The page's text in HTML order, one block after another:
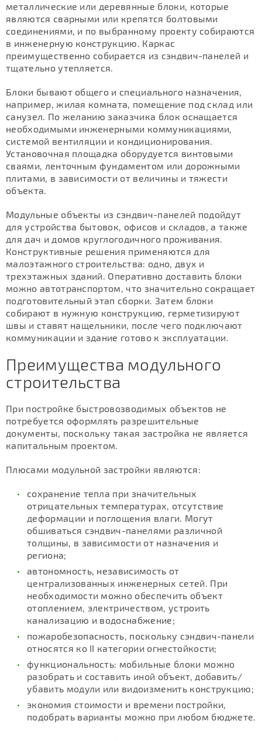
металлические или деревянные блоки, которые
являются сварными или крепятся болтовыми
соединениями, и по выбранному проекту собираются
в инженерную конструкцию. Каркас
преимущественно собирается из сэндвич-панелей и
тщательно утепляется.
Блоки бывают общего и специального назначения,
например, жилая комната, помещение под склад или
санузел. По желанию заказчика блок оснащается
необходимыми инженерными коммуникациями,
системой вентиляции и кондиционирования.
Установочная площадка оборудуется винтовыми
сваями, ленточным фундаментом или дорожными
плитами, в зависимости от величины и тяжести
объекта.
Модульные объекты из сэндвич-панелей подойдут
для устройства бытовок, офисов и складов, а также
для дач и домов круглогодичного проживания.
Конструктивные решения применяются для
малоэтажного строительства: одно, двух и
трехэтажных зданий. Оперативно доставить блоки
можно автотранспортом, что значительно сокращает
подготовительный этап сборки. Затем блоки
собирают в нужную конструкцию, герметизируют
швы и ставят нащельники, после чего подключают
коммуникации и здание готово к эксплуатации.
Преимущества модульного
строительства
При постройке быстровозводимых объектов не
потребуется оформлять разрешительные
документы, поскольку такая застройка не является
капитальным проектом.
Плюсами модульной застройки являются:
сохранение тепла при значительных
отрицательных температурах, отсутствие
деформации и поглощения влаги. Могут
обшиваться сэндвич-панелями различной
толщины, в зависимости от назначения и
региона;
автономность, независимость от
централизованных инженерных сетей. При
необходимости можно обеспечить объект
отоплением, электричеством, устроить
канализацию и водоснабжение;
пожаробезопасность, поскольку сэндвич-панели
относятся ко II категории огнестойкости;
функциональность: мобильные блоки можно
разобрать и составить иной объект, добавить/
убавить модули или видоизменить конструкцию;
экономия стоимости и времени постройки,
подобрать варианты можно при любом бюджете.